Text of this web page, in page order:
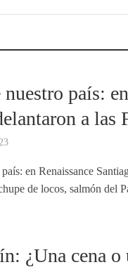
nuestro país:
a las
en Renaissance
de locos, salmón del
¿Una cena